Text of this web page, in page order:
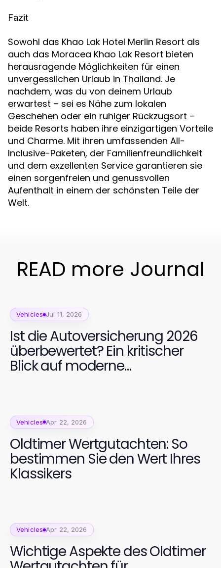
Fazit
Sowohl das Khao Lak Hotel Merlin Resort als
auch das Moracea Khao Lak Resort bieten
herausragende Möglichkeiten für einen
unvergesslichen Urlaub in Thailand. Je
nachdem, was du von deinem Urlaub
erwartest – sei es Nähe zum lokalen
Geschehen oder ein ruhiger Rückzugsort –
beide Resorts haben ihre einzigartigen Vorteile
und Charme. Mit ihren umfassenden All-
Inclusive-Paketen, der Familienfreundlichkeit
und dem exzellenten Service garantieren sie
einen sorgenfreien und genussvollen
Aufenthalt in einem der schönsten Teile der
Welt.
READ more Journal
Vehicles Jul 11, 2026
Ist die Autoversicherung 2026
überbewertet? Ein kritischer
Blick auf moderne
Vehicles Apr 22, 2026
Oldtimer Wertgutachten: So
bestimmen Sie den Wert Ihres
Klassikers
Vehicles Apr 22, 2026
Wichtige Aspekte des Oldtimer